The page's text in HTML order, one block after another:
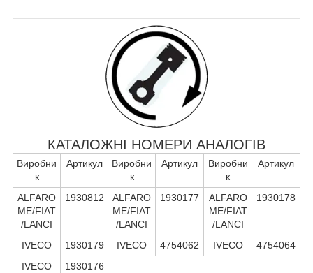
КАТАЛОЖНІ НОМЕРИ АНАЛОГІВ
Виробни
к
Артикул
Виробни
к
Артикул
Виробни
к
Артикул
ALFARO
ME/FIAT
/LANCI
1930812
ALFARO
ME/FIAT
/LANCI
1930177
ALFARO
ME/FIAT
/LANCI
1930178
IVECO 1930179 IVECO 4754062 IVECO
4754064
IVECO
1930176